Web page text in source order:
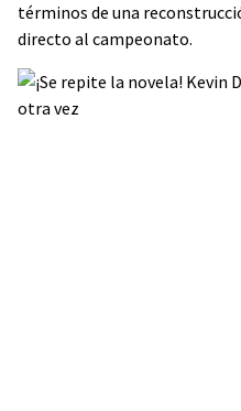
términos de una
directo al campeonato.